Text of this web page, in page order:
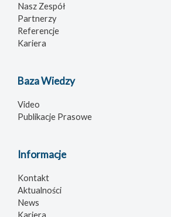
Nasz Zespół
Partnerzy
Referencje
Kariera
Baza Wiedzy
Video
Publikacje Prasowe
Informacje
Kontakt
Aktualności
News